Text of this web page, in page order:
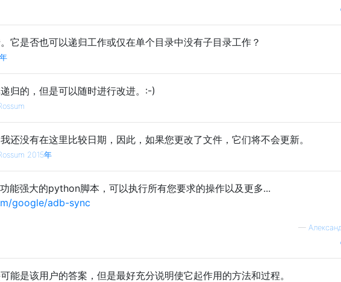
它是否也可以递归工作或仅在单个目录中没有子目录工作？
归的，但是可以随时进行改进。:-)
还没有在这里比较日期，因此，如果您更改了文件，它们将不会更新。
2015年
能强大的python脚本，可以执行所有您要求的操作以及更多...
google/adb-sync
—
能是该用户的答案，但是最好充分说明使它起作用的方法和过程。